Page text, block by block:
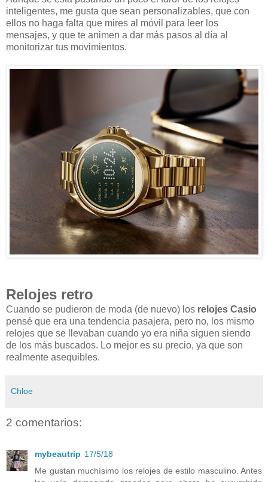
inteligentes, me gusta que sean personalizables, que con
ellos no haga falta que mires al móvil para leer los
mensajes, y que te animen a dar más pasos al día al
monitorizar tus movimientos.
Relojes retro
Cuando se pudieron de moda (de nuevo) los relojes Casio
pensé que era una tendencia pasajera, pero no, los mismo
relojes que se llevaban cuando yo era niña siguen siendo
de los más buscados. Lo mejor es su precio, ya que son
realmente asequibles.
Chloe
2 comentarios:
mybeautrip 17/5/18
Me gustan muchísimo los relojes de estilo masculino. Antes